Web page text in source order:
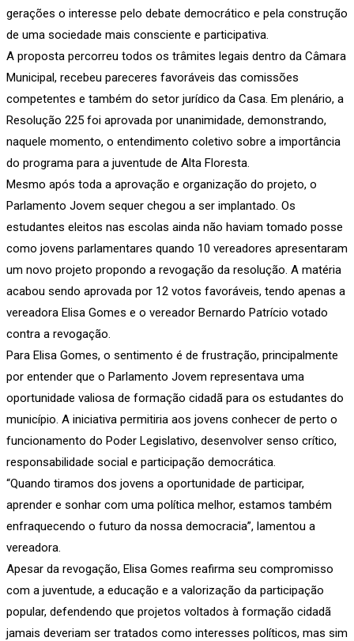
gerações o interesse pelo debate democrático e pela construção
de uma sociedade mais consciente e participativa.
A proposta percorreu todos os trâmites legais dentro da Câmara
Municipal, recebeu pareceres favoráveis das comissões
competentes e também do setor jurídico da Casa. Em plenário, a
Resolução 225 foi aprovada por unanimidade, demonstrando,
naquele momento, o entendimento coletivo sobre a importância
do programa para a juventude de Alta Floresta.
Mesmo após toda a aprovação e organização do projeto, o
Parlamento Jovem sequer chegou a ser implantado. Os
estudantes eleitos nas escolas ainda não haviam tomado posse
como jovens parlamentares quando 10 vereadores apresentaram
um novo projeto propondo a revogação da resolução. A matéria
acabou sendo aprovada por 12 votos favoráveis, tendo apenas a
vereadora Elisa Gomes e o vereador Bernardo Patrício votado
contra a revogação.
Para Elisa Gomes, o sentimento é de frustração, principalmente
por entender que o Parlamento Jovem representava uma
oportunidade valiosa de formação cidadã para os estudantes do
município. A iniciativa permitiria aos jovens conhecer de perto o
funcionamento do Poder Legislativo, desenvolver senso crítico,
responsabilidade social e participação democrática.
“Quando tiramos dos jovens a oportunidade de participar,
aprender e sonhar com uma política melhor, estamos também
enfraquecendo o futuro da nossa democracia”, lamentou a
vereadora.
Apesar da revogação, Elisa Gomes reafirma seu compromisso
com a juventude, a educação e a valorização da participação
popular, defendendo que projetos voltados à formação cidadã
jamais deveriam ser tratados como interesses políticos, mas sim